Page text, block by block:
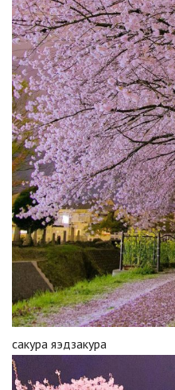
сакура яэдзакура